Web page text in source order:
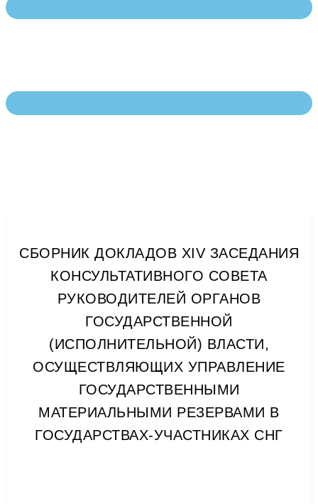
СБОРНИК ДОКЛАДОВ XIV ЗАСЕДАНИЯ
КОНСУЛЬТАТИВНОГО СОВЕТА
РУКОВОДИТЕЛЕЙ ОРГАНОВ
ГОСУДАРСТВЕННОЙ
(ИСПОЛНИТЕЛЬНОЙ) ВЛАСТИ,
ОСУЩЕСТВЛЯЮЩИХ УПРАВЛЕНИЕ
ГОСУДАРСТВЕННЫМИ
МАТЕРИАЛЬНЫМИ РЕЗЕРВАМИ В
ГОСУДАРСТВАХ-УЧАСТНИКАХ СНГ